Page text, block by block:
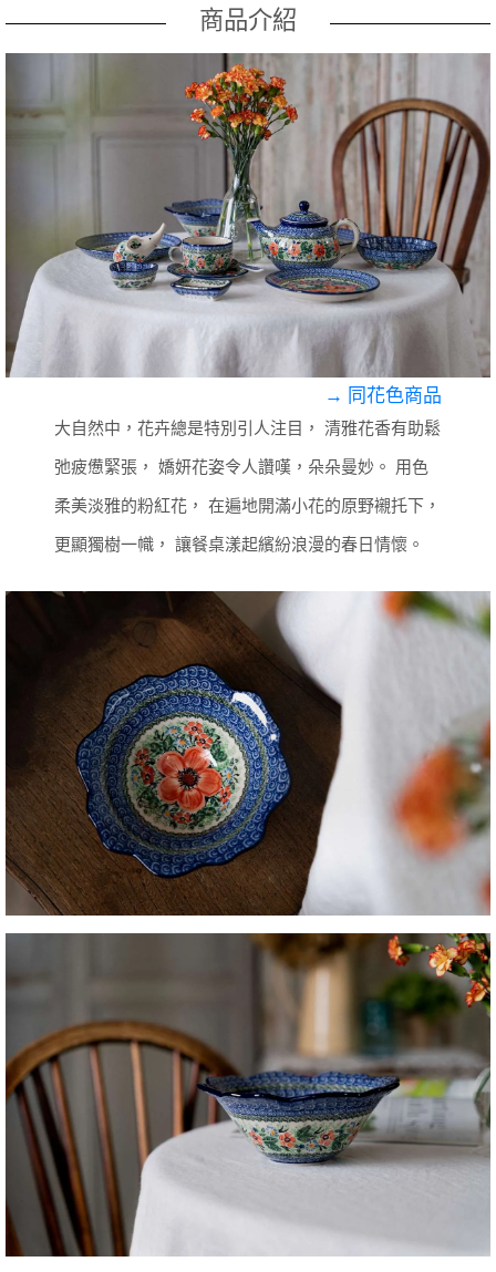
商品介紹
→ 同花色商品
大自然中，花卉總是特別引人注目， 清雅花香有助鬆
弛疲憊緊張， 嬌妍花姿令人讚嘆，朵朵曼妙。 用色
柔美淡雅的粉紅花， 在遍地開滿小花的原野襯托下，
更顯獨樹一幟， 讓餐桌漾起繽紛浪漫的春日情懷。